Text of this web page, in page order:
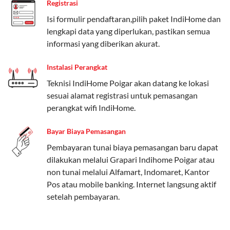
Paket Easy cocok untuk kebutuhan dasar, Paket
Complete untuk yang menginginkan fitur lengkap,
dan Paket Dynamic IP untuk pengguna yang
memprioritaskan kecepatan internet tinggi.
Paket Telkomsel One dengan Kuota Keluarga
Salah satu fitur unggulan Telkomsel One adalah Paket
Kuota Keluarga. Dengan kuota hingga 30 GB, Anda
bisa membagikan internet kepada anggota keluarga
atau teman tanpa perlu khawatir kehabisan kuota.
Berikut adalah detailnya:
Kuota Keluarga 30 GB
Kuota ini dapat digunakan secara bersama-sama oleh
Admin (pelanggan utama) dan anggota yang terdaftar.
Registrasi
Isi formulir pendaftaran,pilih paket IndiHome dan
lengkapi data yang diperlukan, pastikan semua
informasi yang diberikan akurat.
Instalasi Perangkat
Teknisi IndiHome Poigar akan datang ke lokasi
sesuai alamat registrasi untuk pemasangan
perangkat wifi IndiHome.
Bayar Biaya Pemasangan
Pembayaran tunai biaya pemasangan baru dapat
dilakukan melalui Grapari Indihome Poigar atau
non tunai melalui Alfamart, Indomaret, Kantor
Pos atau mobile banking. Internet langsung aktif
setelah pembayaran.